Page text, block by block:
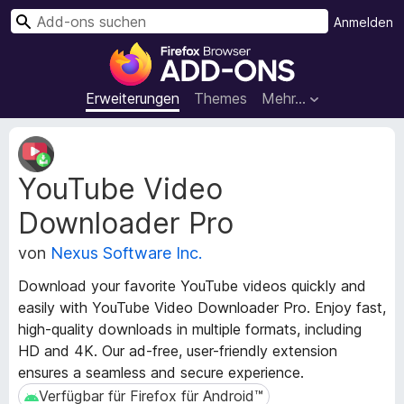
A
d
d
-
s
f
ü
e
n
F
i
r
e
Erweiterungen Themes Mehr…
Anmelden
S
YouTube Video
Downloader Pro
von Nexus Software Inc.
Download your favorite YouTube videos quickly and
easily with YouTube Video Downloader Pro. Enjoy fast,
high-quality downloads in multiple formats, including
HD and 4K. Our ad-free, user-friendly extension
ensures a seamless and secure experience.
Verfügbar für Firefox für Android™
Verfügbar für Firefox für Android™
M
e
t
d
a
t
e
n
z
u
r
E
r